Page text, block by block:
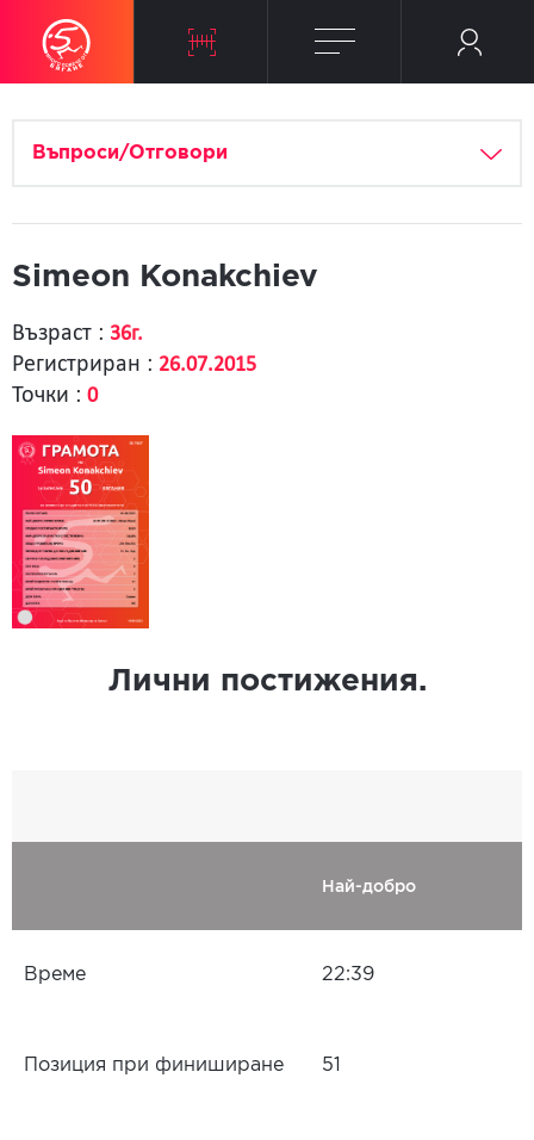
Въпроси/Отговори
Simeon Konakchiev
Възраст : 36г.
Регистриран : 26.07.2015
Точки : 0
Лични постижения.
Най-добро
Време 22:39
Позиция при финиширане 51